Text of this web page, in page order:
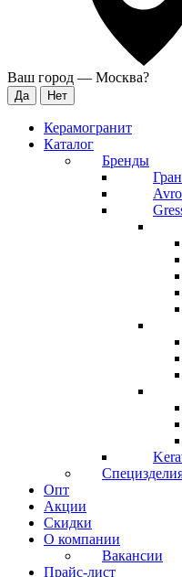
Ваш город — Москва?
Керамогранит
Каталог
Бренды
Опт
Акции
Скидки
О компании
Вакансии
Прайс-лист